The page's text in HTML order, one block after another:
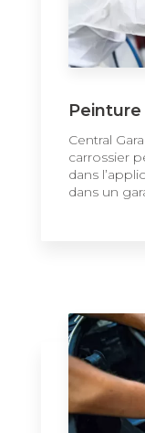
Central
carrossier
dans
dans un